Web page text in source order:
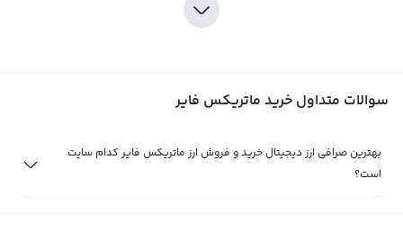
سوالات متداول خرید ماتریکس فایر
بهترین صرافی ارز دیجیتال خرید و فروش ارز ماتریکس فایر کدام سایت
است؟